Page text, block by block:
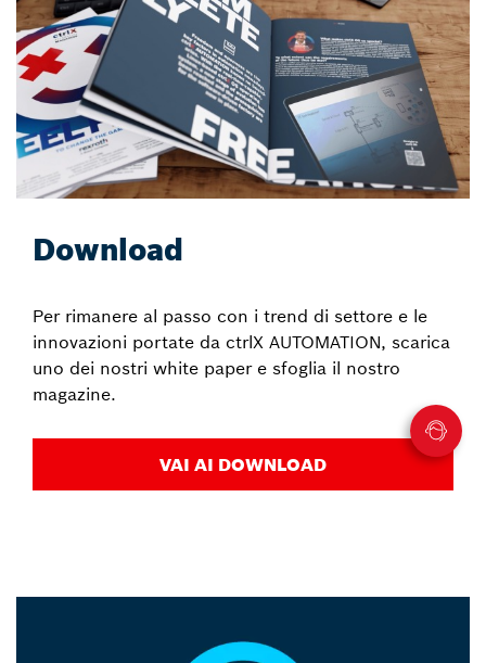
Download
Per rimanere al passo con i trend di settore e le
innovazioni portate da ctrlX AUTOMATION, scarica
uno dei nostri white paper e sfoglia il nostro
magazine.
VAI AI DOWNLOAD